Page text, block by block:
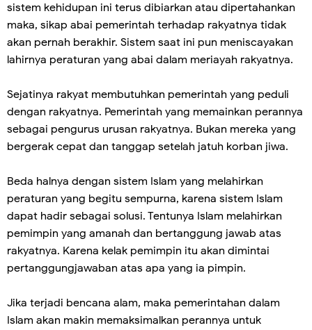
sistem kehidupan ini terus dibiarkan atau dipertahankan
maka, sikap abai pemerintah terhadap rakyatnya tidak
akan pernah berakhir. Sistem saat ini pun meniscayakan
lahirnya peraturan yang abai dalam meriayah rakyatnya.
Sejatinya rakyat membutuhkan pemerintah yang peduli
dengan rakyatnya. Pemerintah yang memainkan perannya
sebagai pengurus urusan rakyatnya. Bukan mereka yang
bergerak cepat dan tanggap setelah jatuh korban jiwa.
Beda halnya dengan sistem Islam yang melahirkan
peraturan yang begitu sempurna, karena sistem Islam
dapat hadir sebagai solusi. Tentunya Islam melahirkan
pemimpin yang amanah dan bertanggung jawab atas
rakyatnya. Karena kelak pemimpin itu akan dimintai
pertanggungjawaban atas apa yang ia pimpin.
Jika terjadi bencana alam, maka pemerintahan dalam
Islam akan makin memaksimalkan perannya untuk